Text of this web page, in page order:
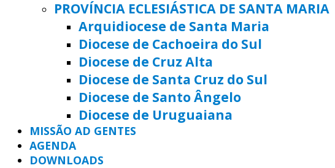
PROVÍNCIA ECLESIÁSTICA DE SANTA MARIA
Arquidiocese de Santa Maria
Diocese de Cachoeira do Sul
Diocese de Cruz Alta
Diocese de Santa Cruz do Sul
Diocese de Santo Ângelo
Diocese de Uruguaiana
MISSÃO AD GENTES
AGENDA
DOWNLOADS